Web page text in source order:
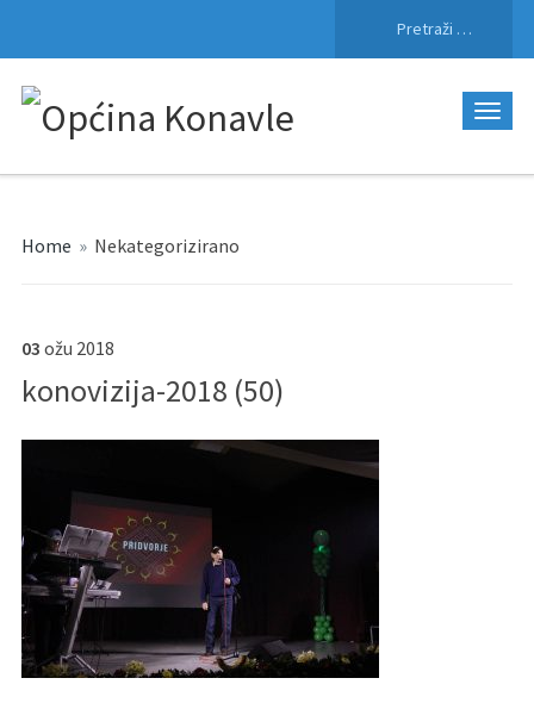
Home » Nekategorizirano
03 ožu 2018
konovizija-2018 (50)